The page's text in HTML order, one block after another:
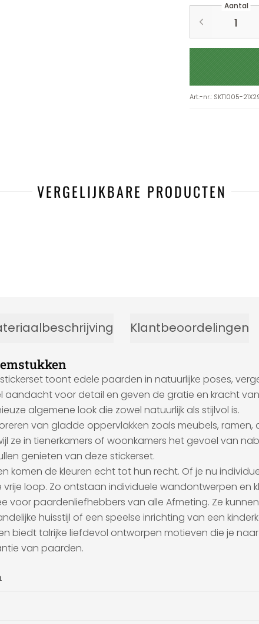
Aantal
Art.-nr.: SKT1005-
VERGELIJKBARE PRODUCTEN
Klantbeoordelingen
toont edele paarden in natuurlijke poses,
aandacht voor detail en geven de gratie en kracht
algemene look die zowel natuurlijk als stijlvol is.
van gladde oppervlakken zoals meubels, ramen,
ze in tienerkamers of woonkamers het gevoel van
genieten van deze stickerset.
komen de kleuren echt tot hun recht. Of je nu
loop. Zo ontstaan individuele wandontwerpen en
voor paardenliefhebbers van alle Afmeting. Ze
huisstijl of een speelse inrichting van een
biedt talrijke liefdevol ontworpen motieven die je
van paarden.